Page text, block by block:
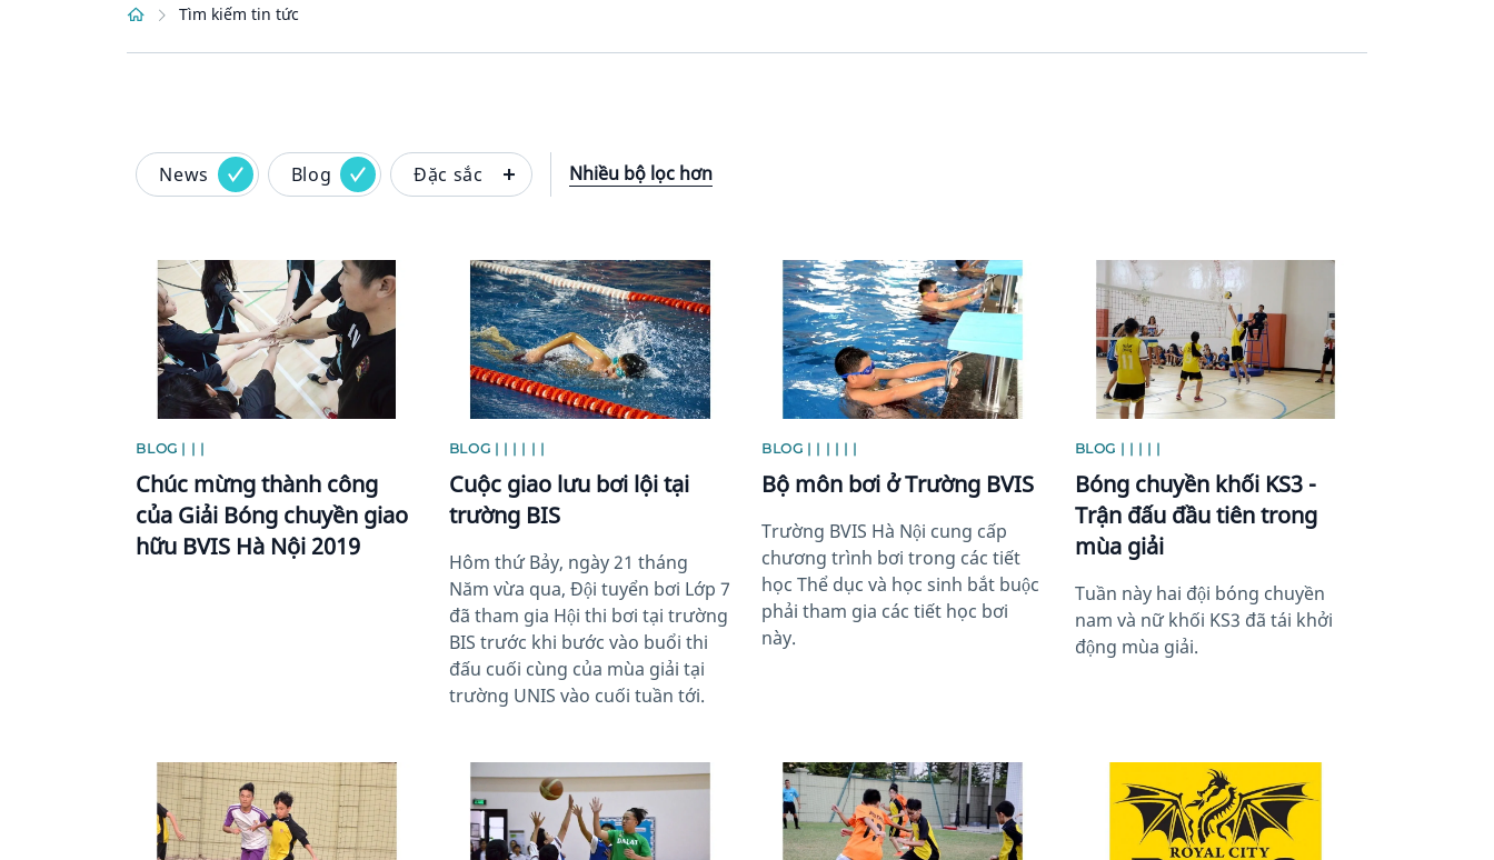
Tìm kiếm tin tức
News Blog Đặc sắc Nhiều bộ lọc hơn
News image
BLOG | | |
Chúc mừng thành công
của Giải Bóng chuyền giao
hữu BVIS Hà Nội 2019
News image
BLOG | | | | | |
Cuộc giao lưu bơi lội tại
trường BIS
Hôm thứ Bảy, ngày 21 tháng
Năm vừa qua, Đội tuyển bơi Lớp 7
đã tham gia Hội thi bơi tại trường
BIS trước khi bước vào buổi thi
đấu cuối cùng của mùa giải tại
trường UNIS vào cuối tuần tới.
News image
BLOG | | | | | |
Bộ môn bơi ở Trường BVIS
Trường BVIS Hà Nội cung cấp
chương trình bơi trong các tiết
học Thể dục và học sinh bắt buộc
phải tham gia các tiết học bơi
này.
News image
BLOG | | | | |
Bóng chuyền khối KS3 -
Trận đấu đầu tiên trong
mùa giải
Tuần này hai đội bóng chuyền
nam và nữ khối KS3 đã tái khởi
động mùa giải.
News image News image News image